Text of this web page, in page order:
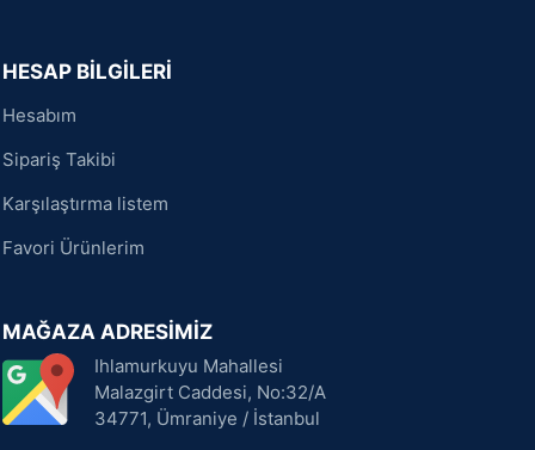
HESAP BİLGİLERİ
Hesabım
Sipariş Takibi
Karşılaştırma listem
Favori Ürünlerim
MAĞAZA ADRESİMİZ
Ihlamurkuyu Mahallesi
Malazgirt Caddesi, No:32/A
34771, Ümraniye / İstanbul